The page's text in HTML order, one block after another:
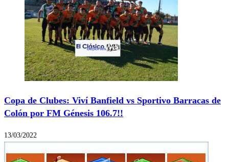
Copa de Clubes: Viví Banfield vs Sportivo Barracas de
Colón por FM Génesis 106.7!!
13/03/2022